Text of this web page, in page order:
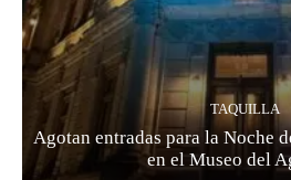
TAQUILLA
Agotan entradas para la Noche
en el Museo del